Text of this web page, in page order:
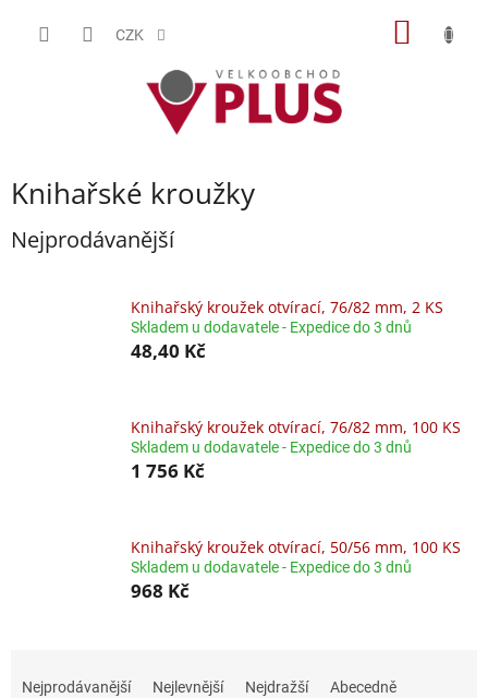
CZK
Knihařské kroužky
Nejprodávanější
Knihařský kroužek otvírací, 76/82 mm, 2 KS
Skladem u dodavatele - Expedice do 3 dnů
48,40 Kč
Knihařský kroužek otvírací, 76/82 mm, 100 KS
Skladem u dodavatele - Expedice do 3 dnů
1 756 Kč
Knihařský kroužek otvírací, 50/56 mm, 100 KS
Skladem u dodavatele - Expedice do 3 dnů
968 Kč
Nejprodávanější Nejlevnější Nejdražší Abecedně